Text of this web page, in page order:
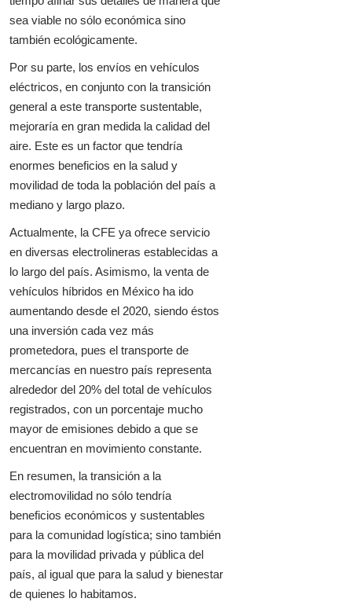
sea viable no sólo económica sino
también ecológicamente.
Por su parte, los envíos en vehículos
eléctricos, en conjunto con la transición
general a este transporte sustentable,
mejoraría en gran medida la calidad del
aire. Este es un factor que tendría
enormes beneficios en la salud y
movilidad de toda la población del país a
mediano y largo plazo.
Actualmente, la CFE ya ofrece servicio
en diversas electrolineras establecidas a
lo largo del país. Asimismo, la venta de
vehículos híbridos en México ha ido
aumentando desde el 2020, siendo éstos
una inversión cada vez más
prometedora, pues el transporte de
mercancías en nuestro país representa
alrededor del 20% del total de vehículos
registrados, con un porcentaje mucho
mayor de emisiones debido a que se
encuentran en movimiento constante.
En resumen, la transición a la
electromovilidad no sólo tendría
beneficios económicos y sustentables
para la comunidad logística; sino también
para la movilidad privada y pública del
país, al igual que para la salud y bienestar
de quienes lo habitamos.